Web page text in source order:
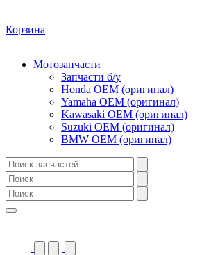
Корзина
Мотозапчасти
Запчасти б/у
Honda OEM (оригинал)
Yamaha OEM (оригинал)
Kawasaki OEM (оригинал)
Suzuki OEM (оригинал)
BMW OEM (оригинал)